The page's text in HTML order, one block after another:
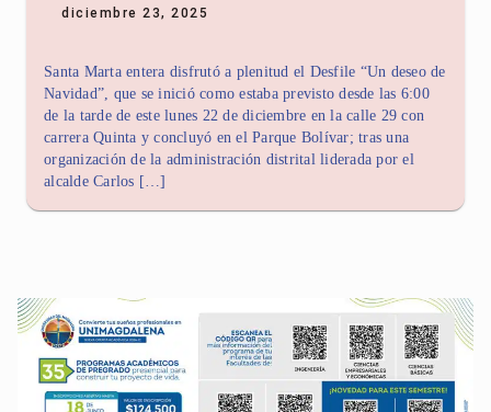
diciembre 23, 2025
Santa Marta entera disfrutó a plenitud el Desfile “Un deseo de
Navidad”, que se inició como estaba previsto desde las 6:00
de la tarde de este lunes 22 de diciembre en la calle 29 con
carrera Quinta y concluyó en el Parque Bolívar; tras una
organización de la administración distrital liderada por el
alcalde Carlos […]